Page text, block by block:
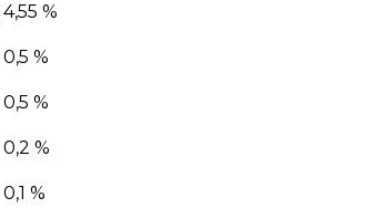
4,55 %
0,5 %
0,5 %
0,2 %
0,1 %